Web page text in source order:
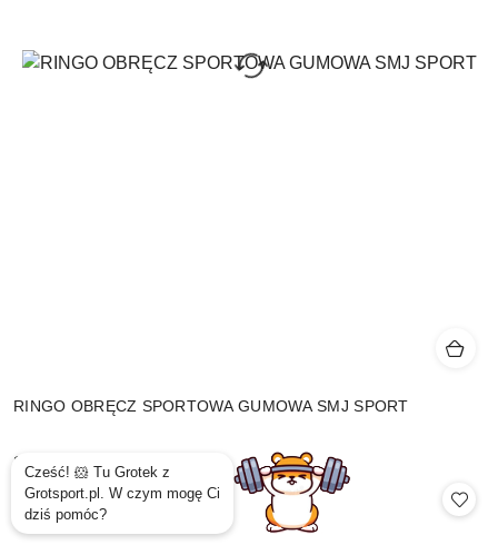
RINGO OBRĘCZ SPORTOWA GUMOWA SMJ SPORT
Cena:
19.99